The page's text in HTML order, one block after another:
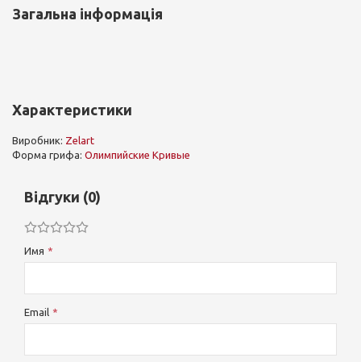
Загальна інформація
Характеристики
Виробник: Zelart
Форма грифа: Олимпийские Кривые
Відгуки (0)
Имя
Email